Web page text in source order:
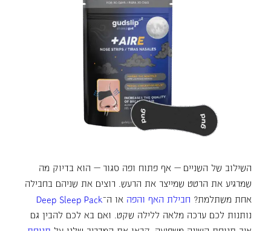
השילוב של השניים — אף פתוח ופה סגור — הוא בדיוק מה
שמרגיע את הרטט שמייצר את הרעש. רוצים את שניהם בחבילה
אחת משתלמת? חבילת האף והפה או ה־Deep Sleep Pack
נותנות לכם ערכה מלאה ללילה שקט. ואם בא לכם להבין גם